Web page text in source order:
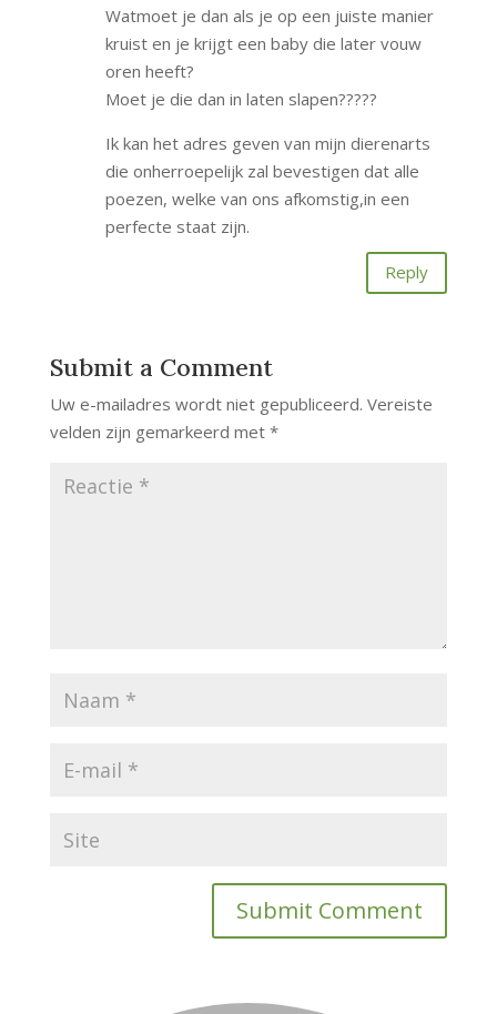
Watmoet je dan als je op een juiste manier
kruist en je krijgt een baby die later vouw
oren heeft?
Moet je die dan in laten slapen?????
Ik kan het adres geven van mijn dierenarts
die onherroepelijk zal bevestigen dat alle
poezen, welke van ons afkomstig,in een
perfecte staat zijn.
Reply
Submit a Comment
Uw e-mailadres wordt niet gepubliceerd. Vereiste
velden zijn gemarkeerd met *